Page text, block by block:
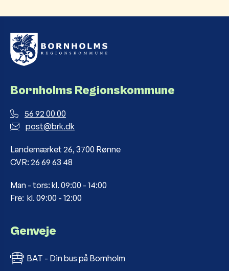
Bornholms Regionskommune
56 92 00 00
post@brk.dk
Landemærket 26, 3700 Rønne
CVR: 26 69 63 48
Man - tors: kl. 09:00 - 14:00
Fre: kl. 09:00 - 12:00
Genveje
BAT - Din bus på Bornholm